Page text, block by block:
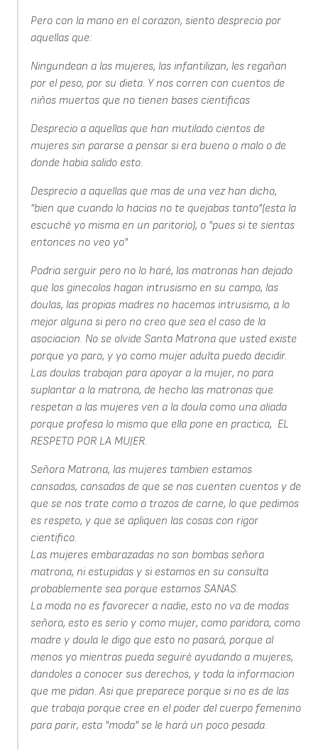
Pero con la mano en el corazon, siento desprecio por
aquellas que:
Ningundean a las mujeres, las infantilizan, les regañan
por el peso, por su dieta. Y nos corren con cuentos de
niños muertos que no tienen bases cientificas
Desprecio a aquellas que han mutilado cientos de
mujeres sin pararse a pensar si era bueno o malo o de
donde habia salido esto.
Desprecio a aquellas que mas de una vez han dicho,
"bien que cuando lo hacias no te quejabas tanto"(esta la
escuché yo misma en un paritorio), o "pues si te sientas
entonces no veo yo"
Podria serguir pero no lo haré, las matronas han dejado
que los ginecolos hagan intrusismo en su campo, las
doulas, las propias madres no hacemos intrusismo, a lo
mejor alguna si pero no creo que sea el caso de la
asociacion. No se olvide Santa Matrona que usted existe
porque yo paro, y yo como mujer adulta puedo decidir.
Las doulas trabajan para apoyar a la mujer, no para
suplantar a la matrona, de hecho las matronas que
respetan a las mujeres ven a la doula como una aliada
porque profesa lo mismo que ella pone en practica, EL
RESPETO POR LA MUJER.
Señora Matrona, las mujeres tambien estamos
cansadas, cansadas de que se nos cuenten cuentos y de
que se nos trate como a trozos de carne, lo que pedimos
es respeto, y que se apliquen las cosas con rigor
cientifico.
Las mujeres embarazadas no son bombas señora
matrona, ni estupidas y si estamos en su consulta
probablemente sea porque estamos SANAS.
La moda no es favorecer a nadie, esto no va de modas
señora, esto es serio y como mujer, como paridora, como
madre y doula le digo que esto no pasará, porque al
menos yo mientras pueda seguiré ayudando a mujeres,
dandoles a conocer sus derechos, y toda la informacion
que me pidan. Asi que preparece porque si no es de las
que trabaja porque cree en el poder del cuerpo femenino
para parir, esta "moda" se le hará un poco pesada.